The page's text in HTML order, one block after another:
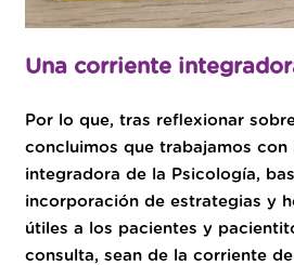
Una corriente
Por lo que, tras reflexionar
concluimos que trabajamos con
integradora de la Psicología,
incorporación de estrategias y
útiles a los pacientes y
consulta, sean de la corriente